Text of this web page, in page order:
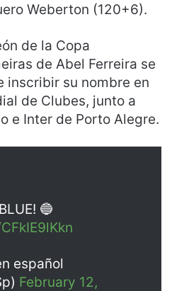
Weberton (120+6).
de la Copa
de Abel Ferreira se
inscribir su nombre en
de Clubes, junto a
e Inter de Porto Alegre.
🔵
español
February 12,